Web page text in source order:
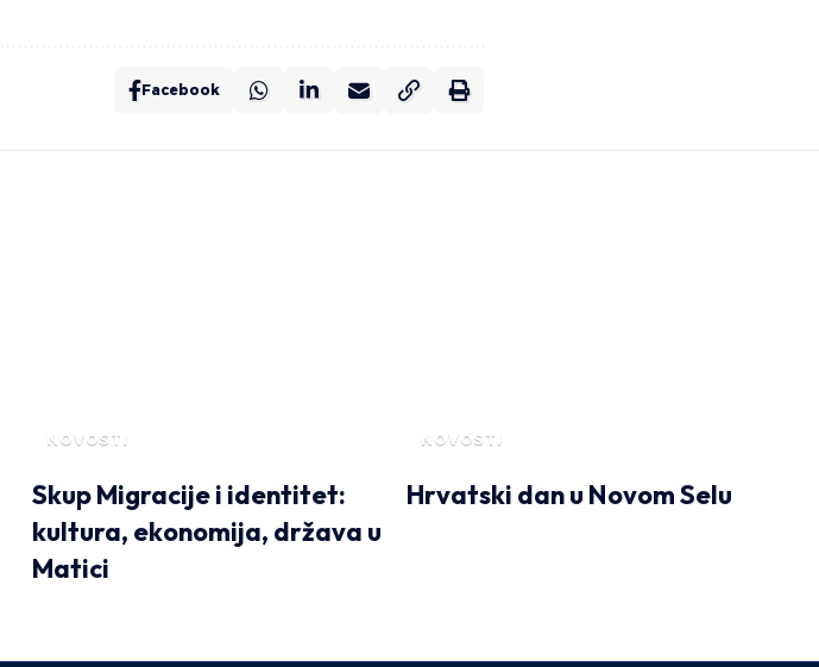
Facebook
NOVOSTI
Skup Migracije i identitet:
kultura, ekonomija, država u
Matici
NOVOSTI
Hrvatski dan u Novom Selu